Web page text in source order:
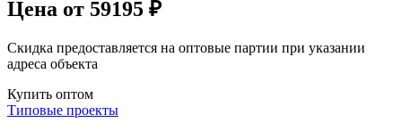
Цена от 59195 ₽
Скидка предоставляется на оптовые партии при указании
адреса объекта
Купить оптом
Типовые проекты